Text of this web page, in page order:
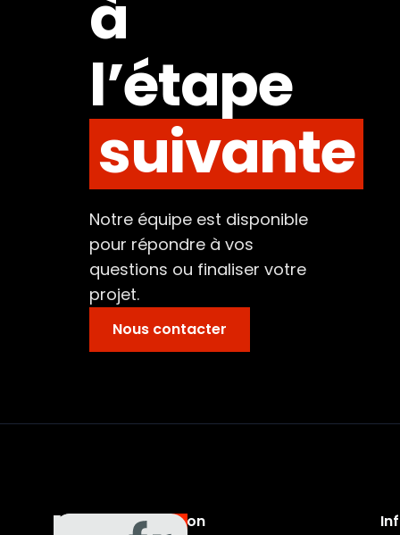
à
l’étape
suivante
Notre équipe est disponible
pour répondre à vos
questions ou finaliser votre
projet.
Nous contacter
Navigation